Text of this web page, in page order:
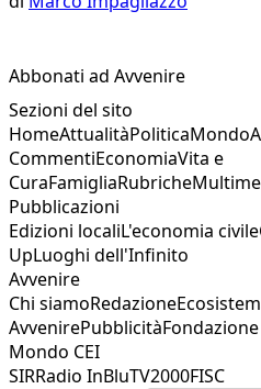
Abbonati ad Avvenire
Sezioni del sito
HomeAttualitàPoliticaMondo
CommentiEconomiaVita e
CuraFamigliaRubriche
Pubblicazioni
Edizioni localiL'economia civile
UpLuoghi dell'Infinito
Avvenire
Chi siamoRedazione
AvvenirePubblicità
Mondo CEI
SIRRadio InBluTV2000FISC